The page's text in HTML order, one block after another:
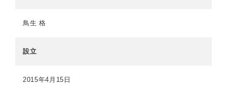
鳥生 格
設立
2015年4月15日